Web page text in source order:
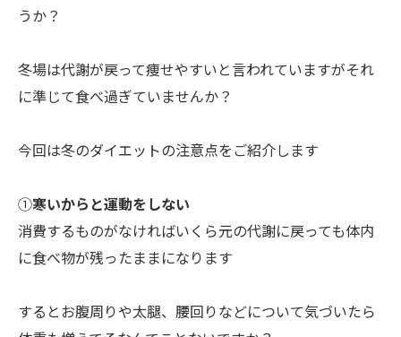
うか？
冬場は代謝が戻って痩せやすいと言われていますがそれ
に準じて食べ過ぎていませんか？
今回は冬のダイエットの注意点をご紹介します
①寒いからと運動をしない
消費するものがなければいくら元の代謝に戻っても体内
に食べ物が残ったままになります
するとお腹周りや太腿、腰回りなどについて気づいたら